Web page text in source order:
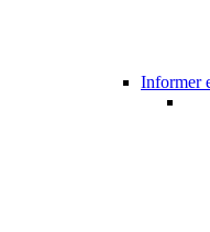
Informer